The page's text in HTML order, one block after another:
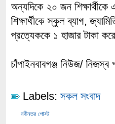
অন্যদিকে ২০ জন
শিক্ষার্থীকে স্কুল ব্যাগ,
প্রত্যেককে ১ হাজার টাকা
চাঁপাইনবাবগঞ্জ নিউজ/
Labels: সকল সংবাদ
নবীনতর পোস্ট